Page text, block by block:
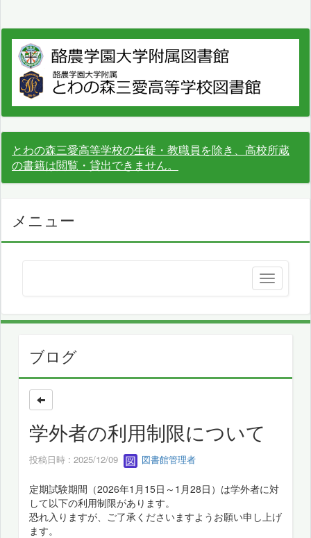
とわの森三愛高等学校の生徒・教職員を除き、高校所蔵
の書籍は閲覧・貸出できません。
メニュー
ブログ
学外者の利用制限について
投稿日時 : 2025/12/09 図書館管理者
定期試験期間（2026年1月15日～1月28日）は学外者に対
して以下の利用制限があります。
恐れ入りますが、ご了承くださいますようお願い申し上げ
ます。